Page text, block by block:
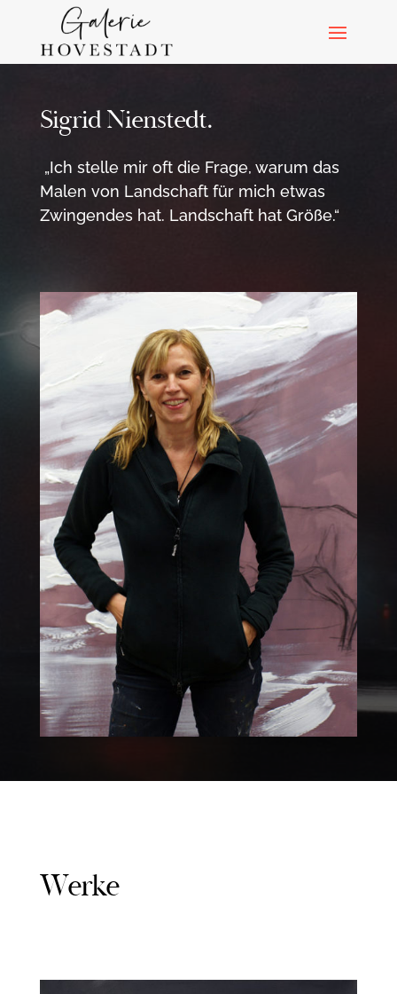
Sigrid Nienstedt.
„Ich stelle mir oft die Frage, warum das
Malen von Landschaft für mich etwas
Zwingendes hat. Landschaft hat Größe.“
Werke